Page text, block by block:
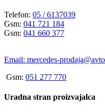
Telefon: 05 / 6137039
Gsm: 041 721 184
Gsm: 041 660 377
Email: mercedes-
Gsm: 051 277 770
Uradna stran proizvajalca